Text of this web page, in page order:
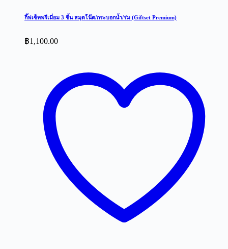
กิ๊ฟเซ็ทพรีเมี่ยม 3 ชิ้น สมุดโน๊ต/กระบอกน้ำ/ร่ม (Giftset Premium)
฿1,100.00